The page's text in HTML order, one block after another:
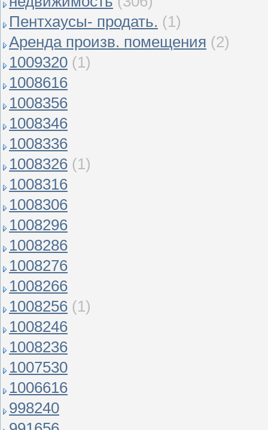
Пентхаусы- продать. (1)
Аренда произв. помещения (2)
1009320 (1)
1008616
1008356
1008346
1008336
1008326 (1)
1008316
1008306
1008296
1008286
1008276
1008266
1008256 (1)
1008246
1008236
1007530
1006616
998240